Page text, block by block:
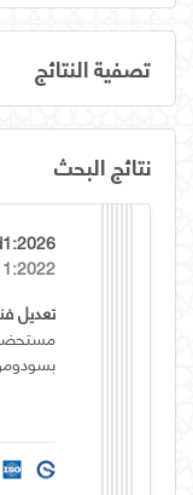
تصفية النتائج
نتائج البحث
تعديل